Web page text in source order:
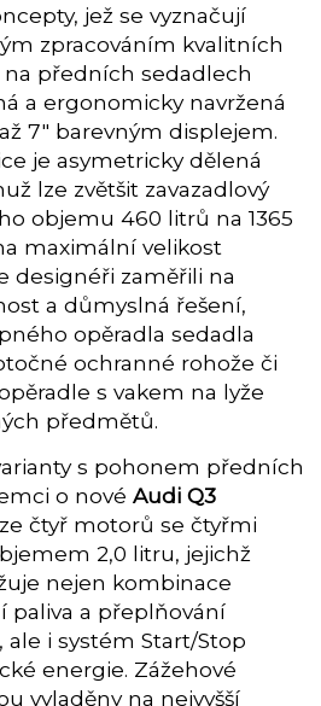
jež se vyznačují
zpracováním kvalitních
předních sedadlech
a ergonomicky navržená
7″ barevným displejem.
je asymetricky dělená
lze zvětšit zavazadlový
objemu 460 litrů na 1365
maximální velikost
designéři zaměřili na
a důmyslná řešení,
opěradla sedadla
ochranné rohože či
s vakem na lyže
předmětů.
s pohonem předních
o novéAudi Q3
čtyř motorů se čtyřmi
2,0 litru, jejichž
nejen kombinace
paliva a přeplňování
i systém Start/Stop
energie. Zážehové
vyladěny na nejvyšší